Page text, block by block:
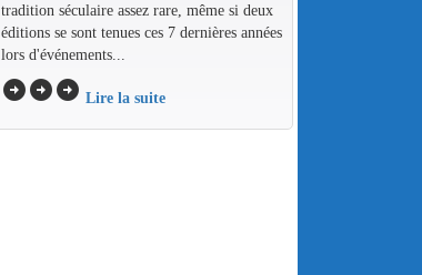
tradition séculaire assez rare, même si deux
éditions se sont tenues ces 7 dernières années
lors d'événements...
arrow_circle_rightarrow_circle_rightarrow_circle_right Lire la suite